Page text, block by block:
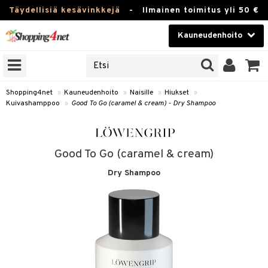
Täydellisiä kesävinkkejä - Ilmainen toimitus yli 50 €
Kauneudenhoito
Kauneudenhoito
Piilolinssit
Shopping4net » Kauneudenhoito » Naisille » Hiukset »
Kuivashamppoo
» Good To Go (caramel & cream) - Dry Shampoo
Good To Go (caramel & cream)
Dry Shampoo